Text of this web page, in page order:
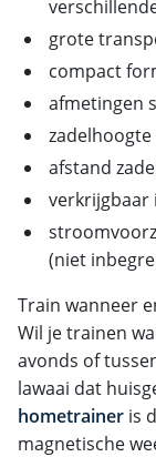
grote
compact
afmetingen
afstand
verkrijgbaar
(niet
Train wanneer
Wil je trainen
avonds of
lawaai dat
hometrainer is
magnetische